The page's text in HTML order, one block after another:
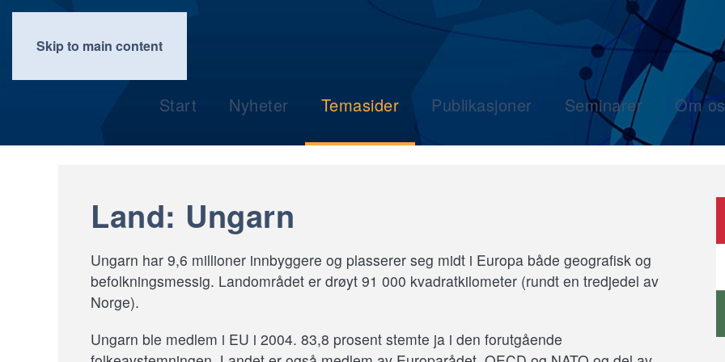
Skip to main content
Start Nyheter Temasider Publikasjoner Seminarer Om
Land: Ungarn
Ungarn har 9,6 millioner innbyggere og plasserer seg midt i Europa både geografisk og
befolkningsmessig. Landområdet er drøyt 91 000 kvadratkilometer (rundt en tredjedel av
Norge).
Ungarn ble medlem i EU i 2004. 83,8 prosent stemte ja i den forutgående